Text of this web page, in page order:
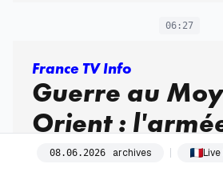
06:27
France TV Info
Guerre au
Orient :
israélienne a
08.06.2026 archives